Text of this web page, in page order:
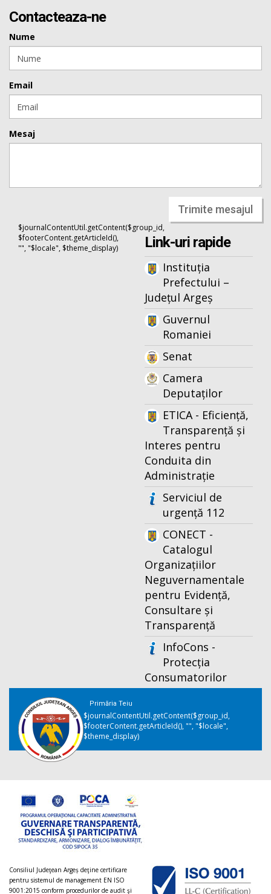
Contacteaza-ne
Nume
Email
Mesaj
Trimite mesajul
$journalContentUtil.getContent($group_id,
$footerContent.getArticleId(),
"", "$locale", $theme_display)
Link-uri rapide
Instituția
Prefectului –
Județul Argeș
Guvernul
Romaniei
Senat
Camera
Deputaților
ETICA - Eficiență,
Transparență și
Interes pentru
Conduita din
Administrație
Serviciul de
urgență 112
CONECT -
Catalogul
Organizațiilor
Neguvernamentale
pentru Evidență,
Consultare și
Transparență
InfoCons -
Protecția
Consumatorilor
Primăria Teiu
$journalContentUtil.getContent($group_id,
$footerContent.getArticleId(), "", "$locale",
$theme_display)
Consiliul Judeţean Argeș deţine certificare
pentru sistemul de management EN ISO
9001:2015 conform procedurilor de audit şi